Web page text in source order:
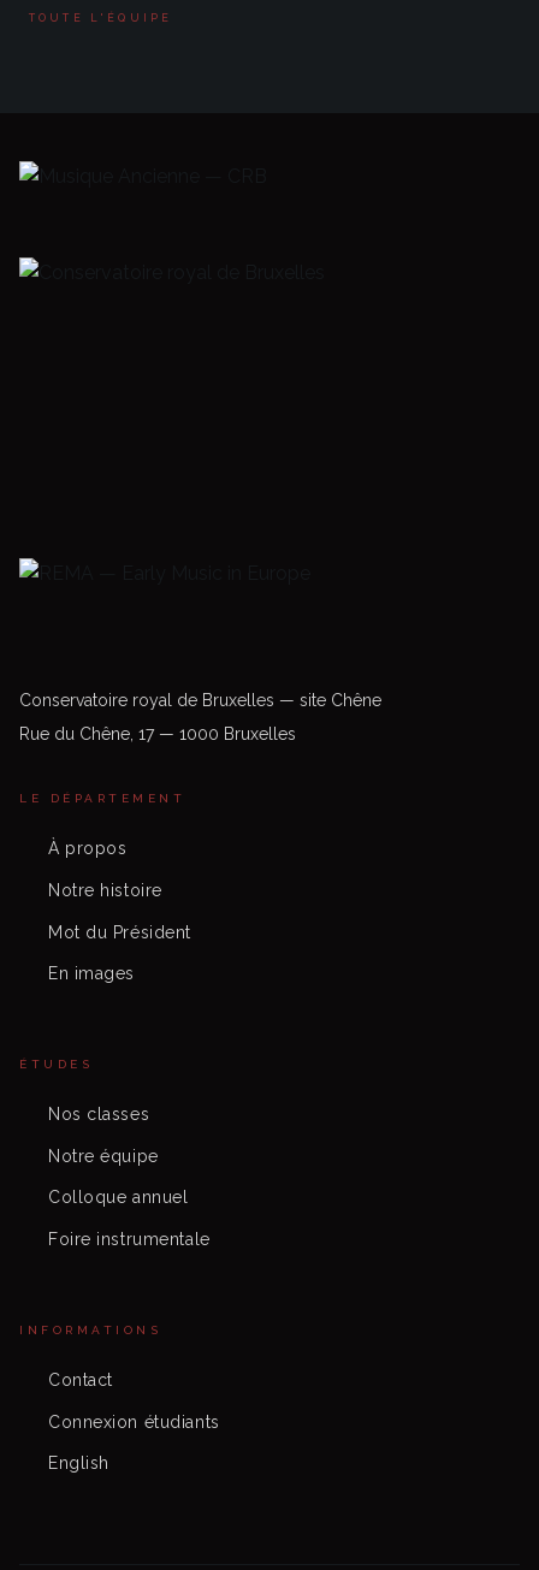
TOUTE L'ÉQUIPE
Conservatoire royal de Bruxelles — site Chêne
Rue du Chêne, 17 — 1000 Bruxelles
LE DÉPARTEMENT
À propos
Notre histoire
Mot du Président
En images
ÉTUDES
Nos classes
Notre équipe
Colloque annuel
Foire instrumentale
INFORMATIONS
Contact
Connexion étudiants
English